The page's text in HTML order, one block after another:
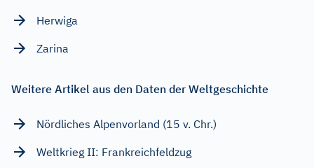
Herwiga
Zarina
Weitere Artikel aus den Daten der Weltgeschichte
Nördliches Alpenvorland (15 v. Chr.)
Weltkrieg II: Frankreichfeldzug